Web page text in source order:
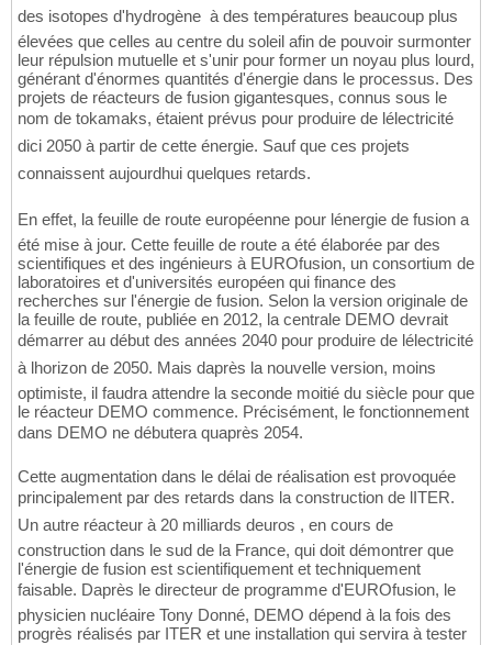
des isotopes d'hydrogène  à des températures beaucoup plus
élevées que celles au centre du soleil afin de pouvoir surmonter
leur répulsion mutuelle et s'unir pour former un noyau plus lourd,
générant d'énormes quantités d'énergie dans le processus. Des
projets de réacteurs de fusion gigantesques, connus sous le
nom de tokamaks, étaient prévus pour produire de lélectricité
dici 2050 à partir de cette énergie. Sauf que ces projets
connaissent aujourdhui quelques retards.
En effet, la feuille de route européenne pour lénergie de fusion a
été mise à jour. Cette feuille de route a été élaborée par des
scientifiques et des ingénieurs à EUROfusion, un consortium de
laboratoires et d'universités européen qui finance des
recherches sur l'énergie de fusion. Selon la version originale de
la feuille de route, publiée en 2012, la centrale DEMO devrait
démarrer au début des années 2040 pour produire de lélectricité
à lhorizon de 2050. Mais daprès la nouvelle version, moins
optimiste, il faudra attendre la seconde moitié du siècle pour que
le réacteur DEMO commence. Précisément, le fonctionnement
dans DEMO ne débutera quaprès 2054.
Cette augmentation dans le délai de réalisation est provoquée
principalement par des retards dans la construction de lITER.
Un autre réacteur à 20 milliards deuros , en cours de
construction dans le sud de la France, qui doit démontrer que
l'énergie de fusion est scientifiquement et techniquement
faisable. Daprès le directeur de programme d'EUROfusion, le
physicien nucléaire Tony Donné, DEMO dépend à la fois des
progrès réalisés par ITER et une installation qui servira à tester